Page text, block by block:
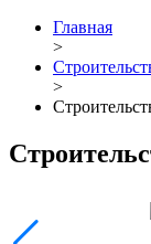
Главная
>
>